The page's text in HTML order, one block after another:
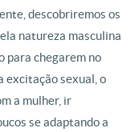
descobriremos os
natureza masculina
para chegarem no
excitação sexual, o
a mulher, ir
se adaptando a